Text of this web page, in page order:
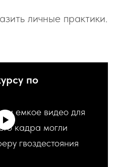
личные практики.
по
и емкое видео для
кадра могли
гвоздестояния